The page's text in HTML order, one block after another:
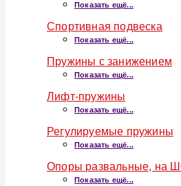
Показать ещё...
Спортивная подвеска
Показать ещё...
Пружины с занижением
Показать ещё...
Лифт-пружины
Показать ещё...
Регулируемые пружины
Показать ещё...
Опоры развальные, на
Показать ещё...